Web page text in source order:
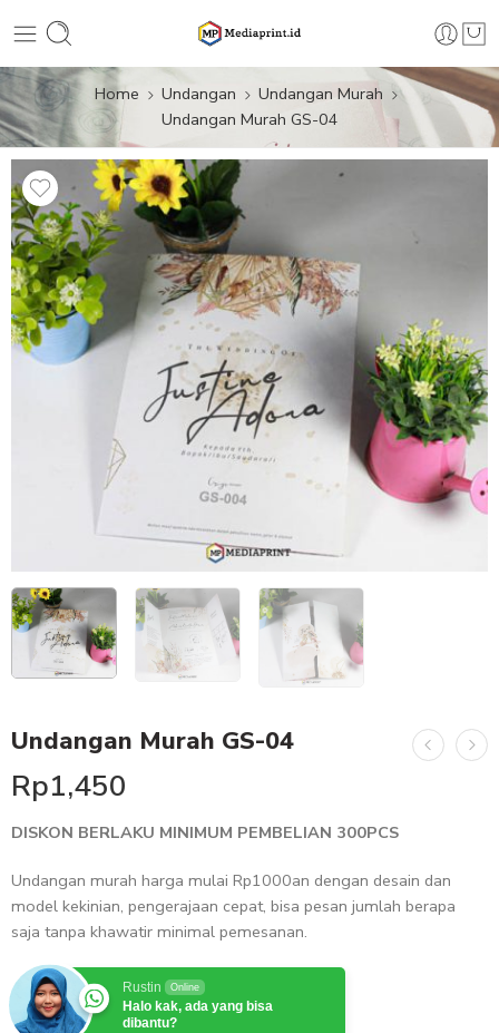
Home Undangan
Undangan Murah
Undangan Murah GS-04
Undangan Murah GS-04
Rp1,450
DISKON BERLAKU MINIMUM PEMBELIAN 300PCS
Undangan murah harga mulai Rp1000an dengan desain dan
model kekinian, pengerajaan cepat, bisa pesan jumlah berapa
saja tanpa khawatir minimal pemesanan.
Rustin Online
Halo kak, ada yang bisa
dibantu?